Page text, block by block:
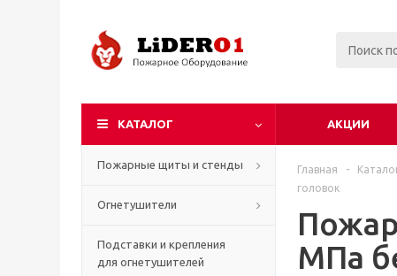
КАТАЛОГ АКЦИИ
Пожарные щиты и стенды
Огнетушители
Подставки и крепления
для огнетушителей
Главная -
головок
МПа